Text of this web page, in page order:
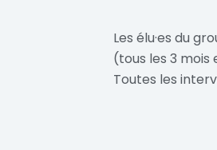
Les élu·es du
(tous les 3 mois
Toutes les